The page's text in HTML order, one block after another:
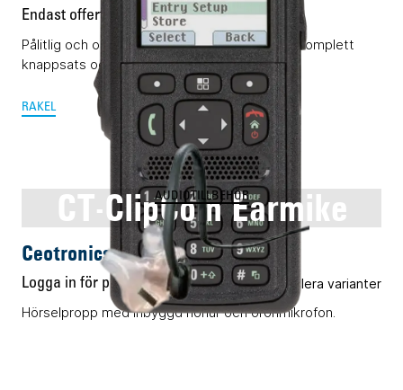
Endast offert
Pålitlig och okomplicerad Rakelterminal med komplett
knappsats och display.
RAKEL
CT-ClipCom Earmike
AUDIOTILLBEHÖR
Ceotronics CT-ClipCom Earmike
Logga in för pris Flera varianter
Hörselpropp med inbyggd hörlur och öronmikrofon.